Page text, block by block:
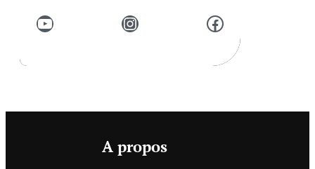
YouTube Instagram Facebook
A propos